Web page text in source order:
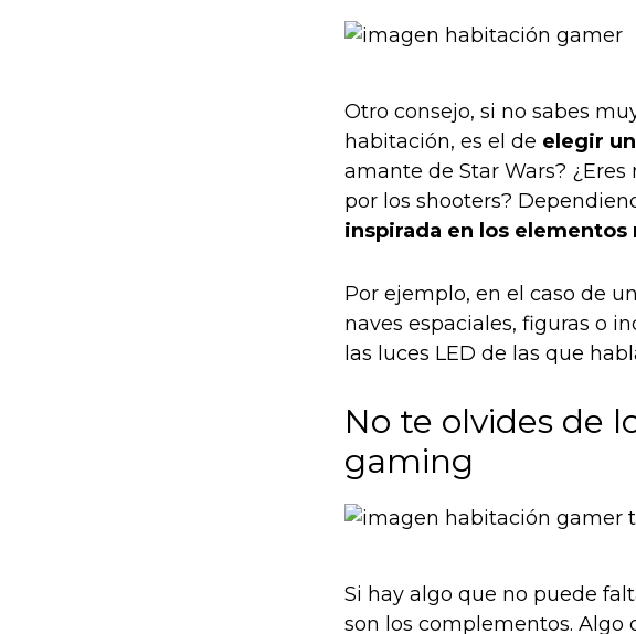
Otro consejo, si no sabes
habitación, es el de elegir
amante de Star Wars?
por los shooters?
inspirada en los elementos
Por ejemplo, en el caso de
naves espaciales, figuras o
las luces LED de las que
No te olvides de
gaming
Si hay algo que no puede
son los complementos. Algo